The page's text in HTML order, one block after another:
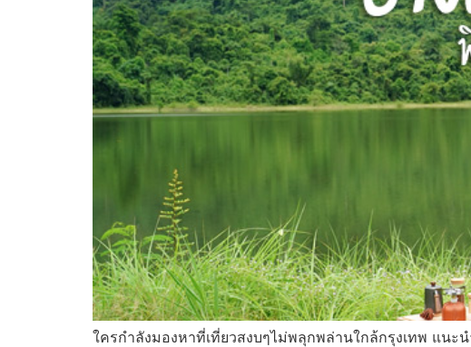
ใครกำลังมองหาที่เที่ยวสงบๆไม่พลุกพล่านใกล้กรุงเทพ แน